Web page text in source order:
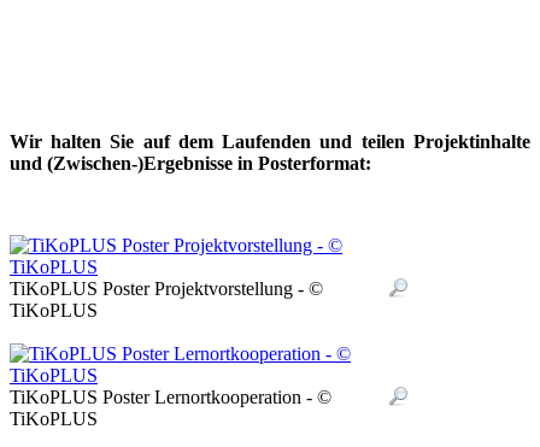
Wir halten Sie auf dem Laufenden und teilen Projektinhalte
und (Zwischen-)Ergebnisse in Posterformat:
TiKoPLUS Poster Projektvorstellung - ©
TiKoPLUS
TiKoPLUS Poster Lernortkooperation - ©
TiKoPLUS